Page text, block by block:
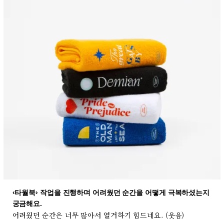
‹타월북› 작업을 진행하며 어려웠던 순간을 어떻게 극복하셨는지
궁금해요.
어려웠던 순간은 너무 많아서 열거하기 힘드네요. (웃음)